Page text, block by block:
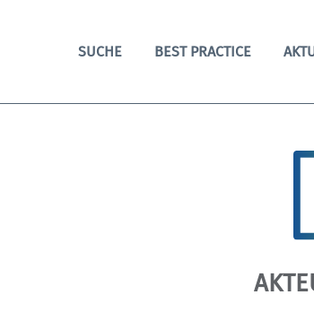
SUCHE BEST PRACTICE